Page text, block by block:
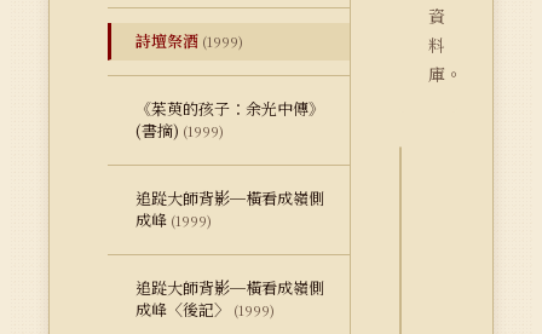
詩壇祭酒 (1999)
《茱萸的孩子：余光中傳》
(書摘) (1999)
追踨大師背影─橫看成嶺側
成峰 (1999)
追踨大師背影─橫看成嶺側
成峰〈後記〉
(1999)
資
料
庫。